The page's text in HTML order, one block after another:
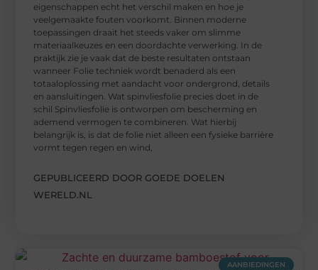
eigenschappen echt het verschil maken en hoe je
veelgemaakte fouten voorkomt. Binnen moderne
toepassingen draait het steeds vaker om slimme
materiaalkeuzes en een doordachte verwerking. In de
praktijk zie je vaak dat de beste resultaten ontstaan
wanneer Folie techniek wordt benaderd als een
totaaloplossing met aandacht voor ondergrond, details
en aansluitingen. Wat spinvliesfolie precies doet in de
schil Spinvliesfolie is ontworpen om bescherming en
ademend vermogen te combineren. Wat hierbij
belangrijk is, is dat de folie niet alleen een fysieke barrière
vormt tegen regen en wind,
GEPUBLICEERD DOOR GOEDE DOELEN
WERELD.NL
AANBIEDINGEN